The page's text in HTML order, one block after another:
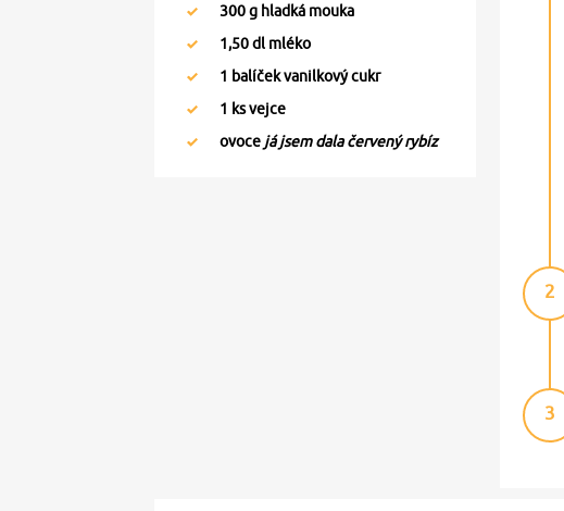
300g hladká mouka
1,50dl mléko
1 balíček vanilkový cukr
1 ks vejce
ovoce já jsem dala červený rybíz
2
3